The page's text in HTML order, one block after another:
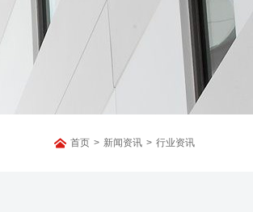
首页 > 新闻资讯 > 行业资讯